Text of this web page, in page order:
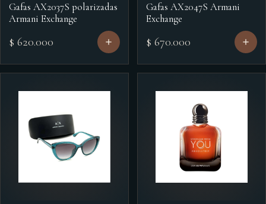
Gafas AX2037S polarizadas
Armani Exchange
$ 620.000
Gafas AX2047S Armani
Exchange
$ 670.000